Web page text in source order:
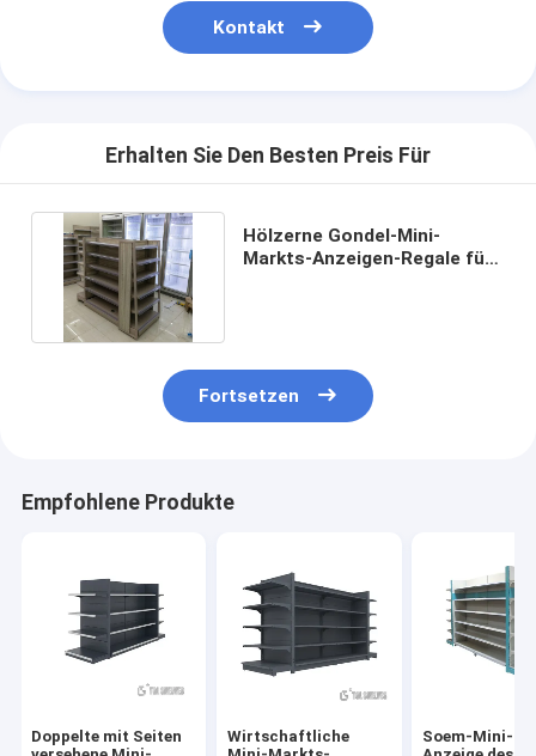
Kontakt
Erhalten Sie Den Besten Preis Für
Hölzerne Gondel-Mini-
Markts-Anzeigen-Regale für
Fortsetzen
Empfohlene Produkte
Doppelte mit Seiten
Wirtschaftliche
Soem-Mini-